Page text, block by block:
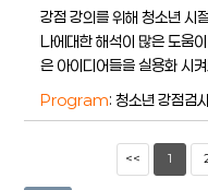
강점 강의를 위해 청소년 시
나에대한 해석이 많은 도움
은 아이디어들을 실용화 시
Program: 청소년 강점검
<< 1